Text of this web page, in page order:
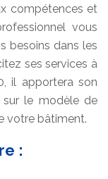
compétences et
vous
besoins dans les
ses services à
il apportera son
sur le modèle de
votre bâtiment.
: